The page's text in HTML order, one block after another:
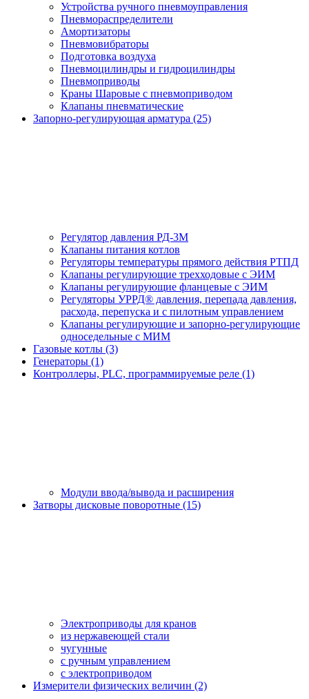
Устройства ручного пневмоуправления
Пневмораспределители
Амортизаторы
Пневмовибраторы
Подготовка воздуха
Пневмоцилиндры и гидроцилиндры
Пневмоприводы
Краны Шаровые с пневмоприводом
Клапаны пневматические
Запорно-регулирующая арматура (25)
Регулятор давления РД-3М
Клапаны питания котлов
Регуляторы температуры прямого действия РТПД
Клапаны регулирующие трехходовые с ЭИМ
Клапаны регулирующие фланцевые с ЭИМ
Регуляторы УРРД® давления, перепада давления,
расхода, перепуска и с пилотным управлением
Клапаны регулирующие и запорно-регулирующие
односедельные с МИМ
Газовые котлы (3)
Генераторы (1)
Контроллеры, PLС, программируемые реле (1)
Модули ввода/вывода и расширения
Затворы дисковые поворотные (15)
Электроприводы для кранов
из нержавеющей стали
чугунные
с ручным управлением
c электроприводом
Измерители физических величин (2)